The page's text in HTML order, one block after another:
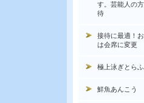
す。芸能人の
待
接待に最適！
は会席に変更
極上泳ぎとら
鮮魚あんこう